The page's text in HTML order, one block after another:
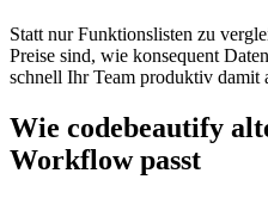
Statt nur Funktionslisten zu
Preise sind, wie konsequent
schnell Ihr Team produktiv damit
Wie codebeautify
Workflow passt